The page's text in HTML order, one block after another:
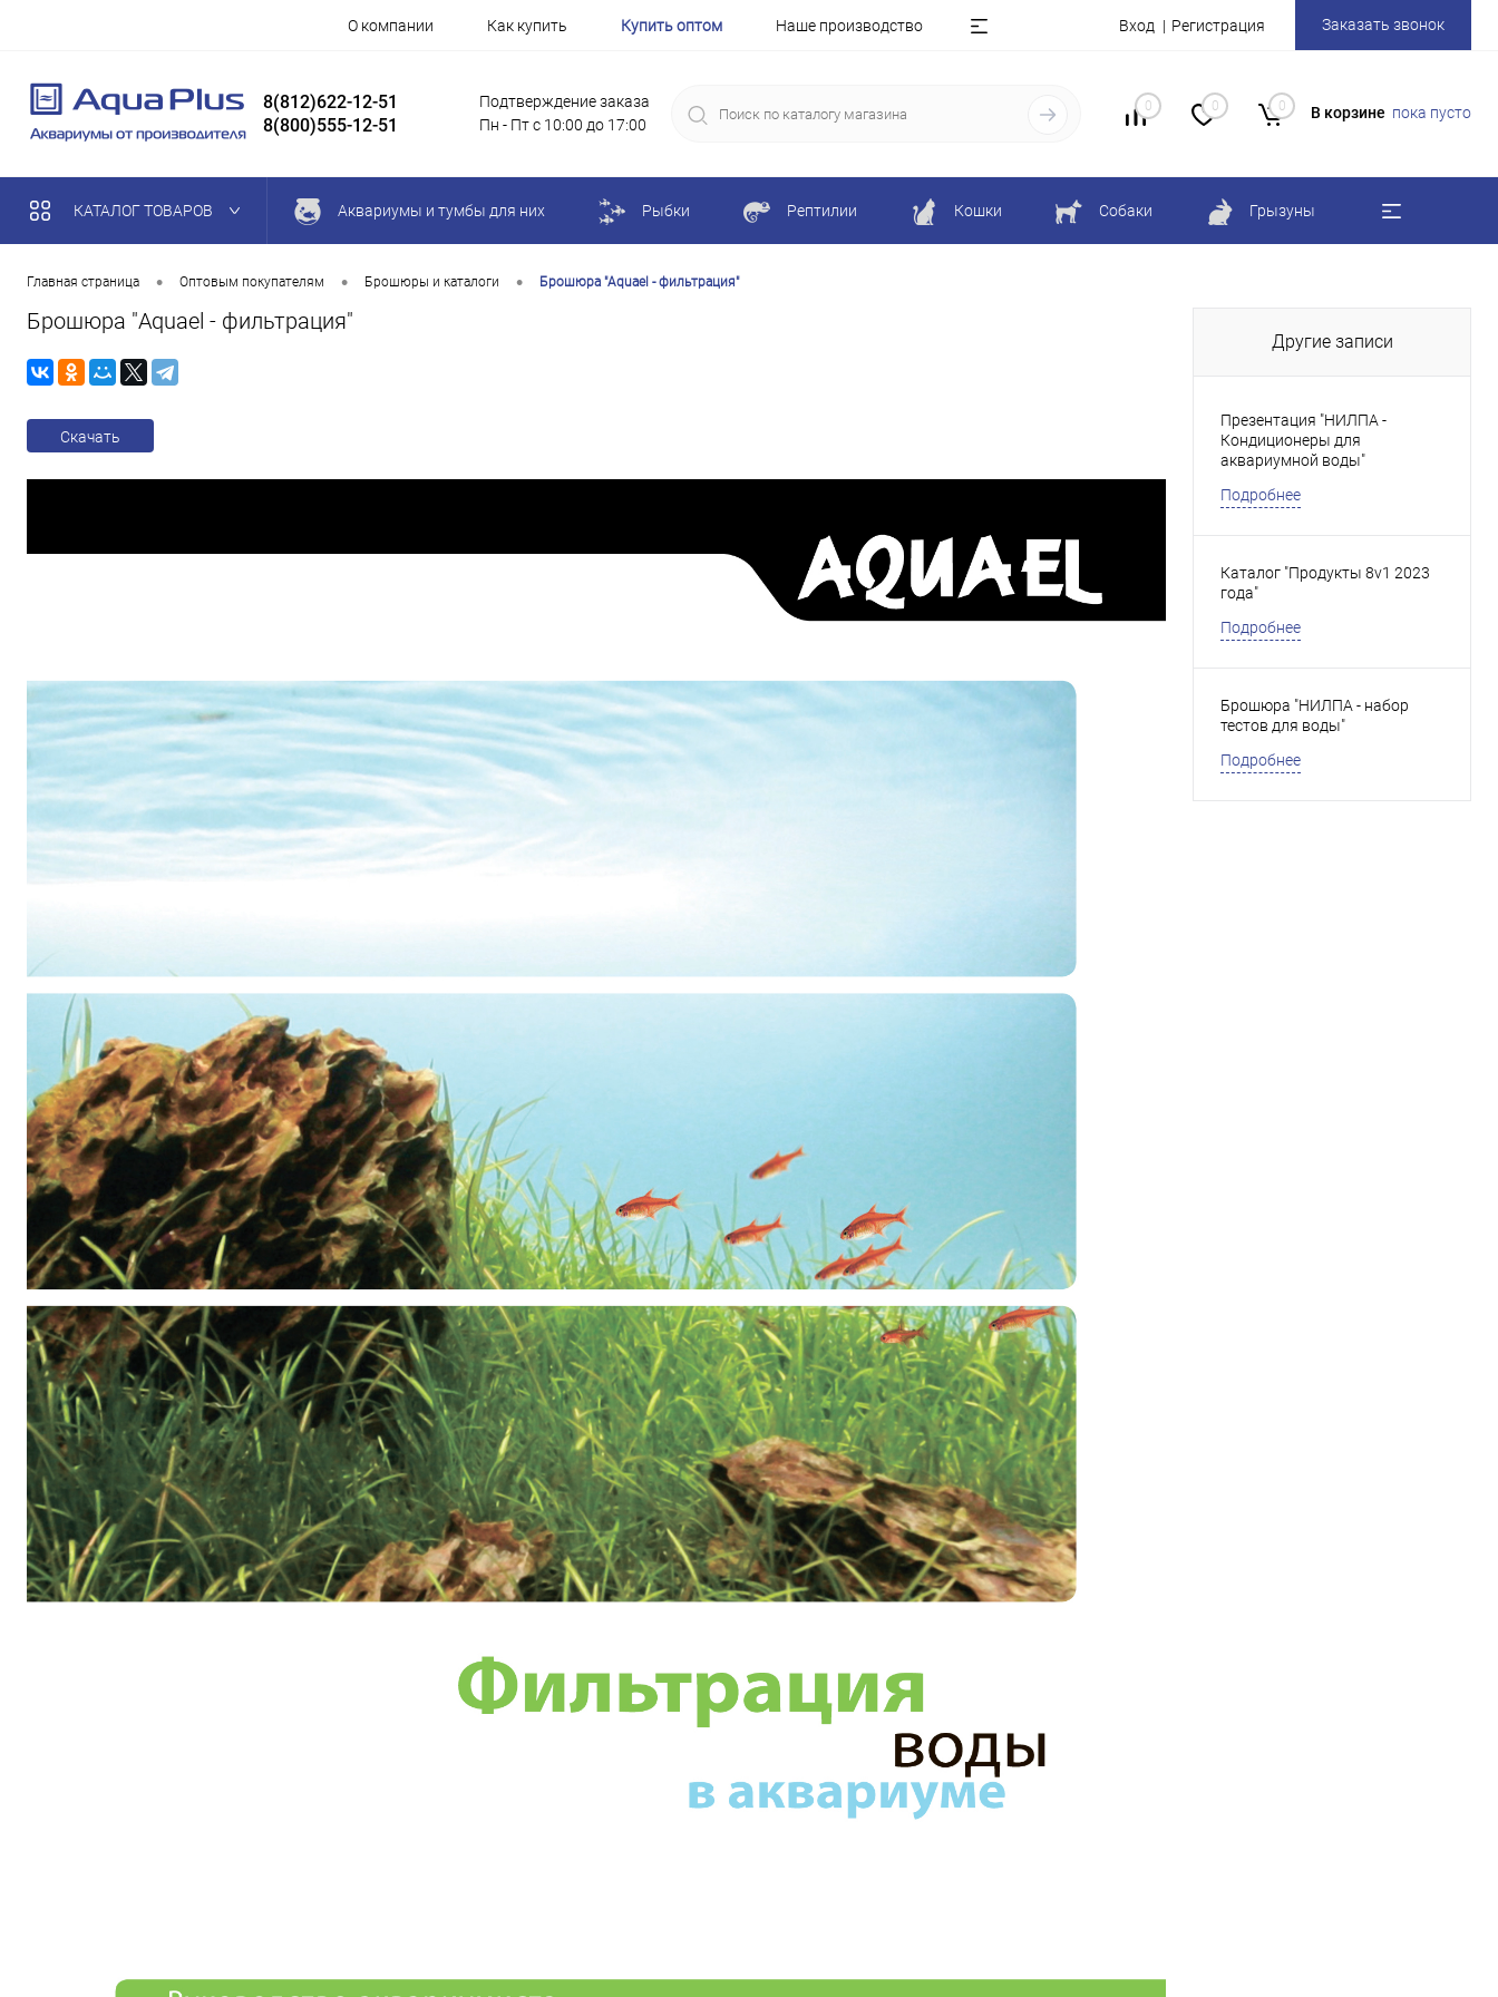
О компании Как купить Купить оптом Наше производство Вход Регистрация Заказать звонок
8(812)622-12-51
8(800)555-12-51
Подтверждение заказа
Пн - Пт с 10:00 до 17:00
0 0 0 В корзине пока пусто
КАТАЛОГ ТОВАРОВ Аквариумы и тумбы для них Рыбки Рептилии Кошки Собаки Грызуны
Главная страница • Оптовым покупателям • Брошюры и каталоги • Брошюра "Aquael - фильтрация"
Брошюра "Aquael - фильтрация"
Скачать
Другие записи
Презентация "НИЛПА -
Кондиционеры для
аквариумной воды"
Подробнее
Каталог "Продукты 8v1 2023
года"
Подробнее
Брошюра "НИЛПА - набор
тестов для воды"
Подробнее